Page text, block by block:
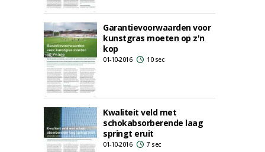
Garantievoorwaarden voor
kunstgras moeten op z'n
kop
01-10-2016 10 sec
Kwaliteit veld met
schokabsorberende laag
springt eruit
01-10-2016 7 sec